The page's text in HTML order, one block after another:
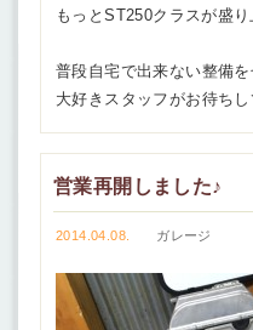
もっとST250クラスが盛
普段自宅で出来ない整備
大好きスタッフがお待ち
営業再開しました♪
2014.04.08. ガレージ